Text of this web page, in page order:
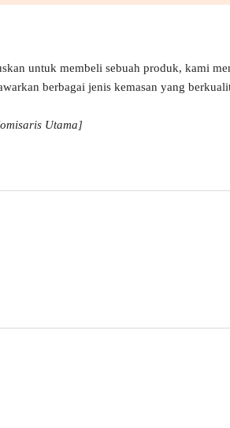
untuk membeli sebuah produk, kami
berbagai jenis kemasan yang
Utama]